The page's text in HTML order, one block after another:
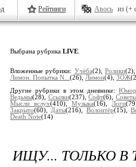
Рейтинги Авось из (+
Выбрана рубрика LIVE
Вложенные рубрики: Учёба(2),Ролики
Лимон. Попытка N... (26), Лимон(4), ЗОЖ
Другие рубрики в этом дневнике:
Ведьмы(28), Ссылки(237),Софт(6),
Мысли вслух(410),Музыка(16), Логи
Закрыто(60), Даты(216), Волонтёр(15),
Death Note(14)
ИЩУ... ТОЛЬКО В